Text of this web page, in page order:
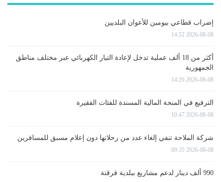
إضراب قطاعي بيومين للأعوان البلديين
2026-08-08 14:52
أكثر من 18 ألف عملية تدخل لإعادة التيار الكهربائي عبر مختلف مناطق
الجمهورية
2026-08-08 14:26
الترفيع في المنحة المالية المسندة للفئات الفقيرة
2026-08-08 10:47
شركة الملاحة تنفي إلغاء عدد من رحلاتها دون إعلام مسبق للمسافرين
2026-08-08 09:35
990 ألف دينار لدعم مشاريع ببلدية قرقنة